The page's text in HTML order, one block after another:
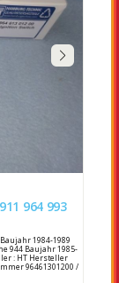
1984-1989
944 Baujahr 1985-
: HT Hersteller
96461301200 /